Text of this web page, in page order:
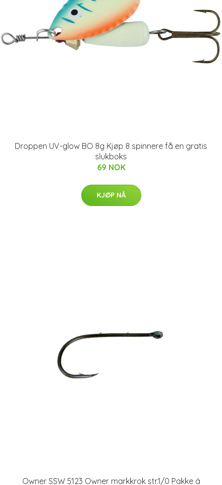
Droppen UV-glow BO 8g Kjøp 8 spinnere få en gratis
slukboks
69 NOK
KJØP NÅ
Owner SSW 5123 Owner markkrok str.1/0 Pakke á